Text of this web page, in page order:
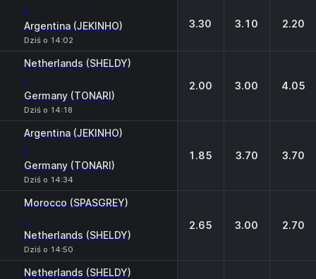
-
Argentina (JEKINHO)
Dziś o 14:02
3.30 3.10 2.20
Netherlands (SHELDY)
-
Germany (TONARI)
Dziś o 14:18
2.00 3.00 4.05
Argentina (JEKINHO)
-
Germany (TONARI)
Dziś o 14:34
1.85 3.70 3.70
Morocco (SPASGREY)
-
Netherlands (SHELDY)
Dziś o 14:50
2.65 3.00 2.70
Netherlands (SHELDY)